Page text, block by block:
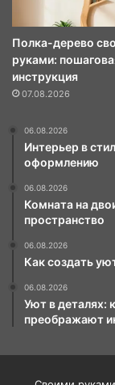
Полка-дерево
руками:
инструкция
07.08.2026
06.08.2026
Интерьер в
оформлению
06.08.2026
Комната на
пространство
06.08.2026
Как создать
06.08.2026
Уют в деталях:
преображают